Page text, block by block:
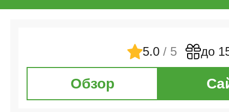
5.0 / 5 до
Обзор